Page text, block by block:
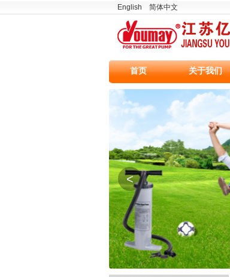
English 简体中文
首页 关于我们
<